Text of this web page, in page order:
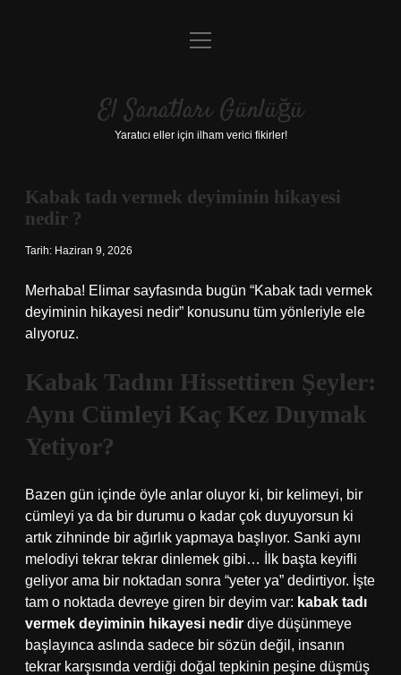
Anasayfa
Yasal Uyarı
menüyü
El Sanatları Günlüğü
Yaratıcı eller için ilham verici fikirler!
Kabak tadı vermek deyiminin hikayesi
nedir ?
Tarih: Haziran 9, 2026
Merhaba! Elimar sayfasında bugün “Kabak tadı vermek
deyiminin hikayesi nedir” konusunu tüm yönleriyle ele
alıyoruz.
Kabak Tadını Hissettiren Şeyler:
Aynı Cümleyi Kaç Kez Duymak
Yetiyor?
Bazen gün içinde öyle anlar oluyor ki, bir kelimeyi, bir
cümleyi ya da bir durumu o kadar çok duyuyorsun ki
artık zihninde bir ağırlık yapmaya başlıyor. Sanki aynı
melodiyi tekrar tekrar dinlemek gibi… İlk başta keyifli
geliyor ama bir noktadan sonra “yeter ya” dedirtiyor. İşte
tam o noktada devreye giren bir deyim var: kabak tadı
vermek deyiminin hikayesi nedir diye düşünmeye
başlayınca aslında sadece bir sözün değil, insanın
tekrar karşısında verdiği doğal tepkinin peşine düşmüş